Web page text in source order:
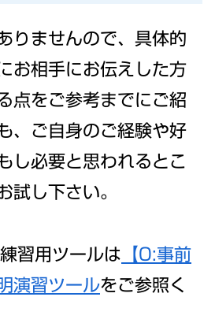
りませんので、具体的
お相手にお伝えした方
点をご参考までにご紹
、ご自身のご経験や好
し必要と思われるとこ
試し下さい。
習用ツールは 【0:事前
演習ツールをご参照く